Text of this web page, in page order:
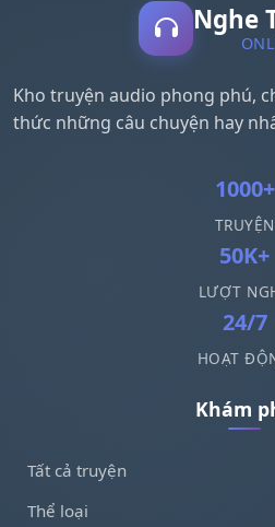
Nghe
Kho truyện audio phong phú,
thức những câu chuyện hay
1000+
TRUYỆN
50K+
LƯỢT
24/7
HOẠT
Khám
Tất cả truyện
Thể loại